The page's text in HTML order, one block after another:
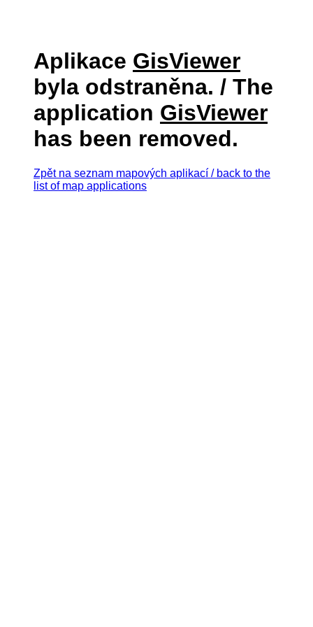
Aplikace GisViewer
byla odstraněna. / The
application GisViewer
has been removed.
Zpět na seznam mapových aplikací / back to the
list of map applications